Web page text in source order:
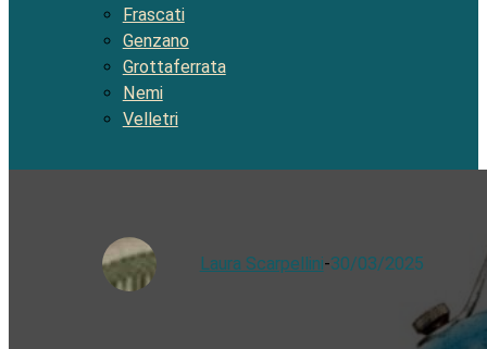
Frascati
Genzano
Grottaferrata
Nemi
Velletri
Laura Scarpellini-30/03/2025